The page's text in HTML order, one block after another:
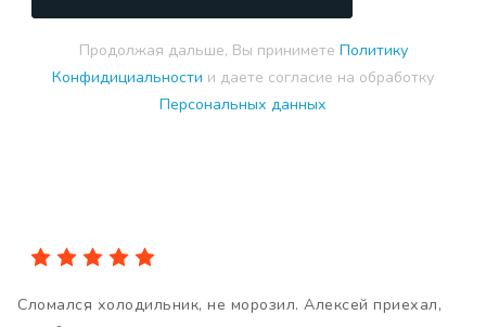
Продолжая дальше, Вы принимете Политику
Конфидициальности и даете согласие на обработку
Персональных данных
Сломался холодильник, не морозил. Алексей приехал,